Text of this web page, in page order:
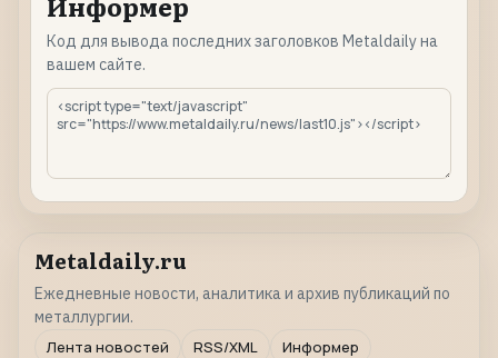
Код для вывода последних заголовков Metaldaily на
вашем сайте.
Metaldaily.ru
Ежедневные новости, аналитика и архив публикаций по
металлургии.
Лента новостей
RSS/XML Информер